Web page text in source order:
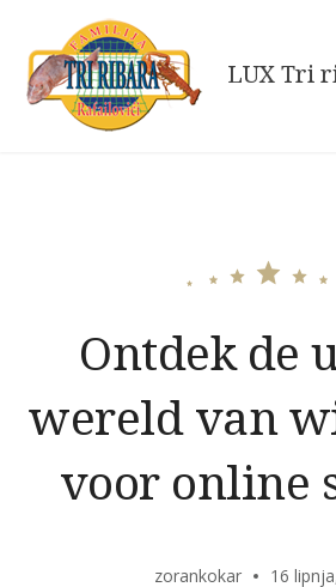
content
LUX Tri
Ontdek de
wereld van
voor online
zorankokar 16